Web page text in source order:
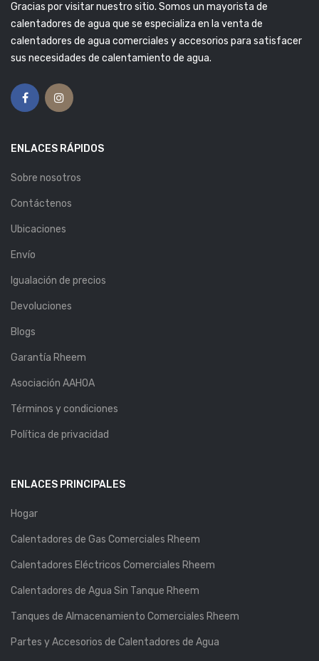
Gracias por visitar nuestro sitio. Somos un mayorista de
calentadores de agua que se especializa en la venta de
calentadores de agua comerciales y accesorios para satisfacer
sus necesidades de calentamiento de agua.
ENLACES RÁPIDOS
Sobre nosotros
Contáctenos
Ubicaciones
Envío
Igualación de precios
Devoluciones
Blogs
Garantía Rheem
Asociación AAHOA
Términos y condiciones
Política de privacidad
ENLACES PRINCIPALES
Hogar
Calentadores de Gas Comerciales Rheem
Calentadores Eléctricos Comerciales Rheem
Calentadores de Agua Sin Tanque Rheem
Tanques de Almacenamiento Comerciales Rheem
Partes y Accesorios de Calentadores de Agua